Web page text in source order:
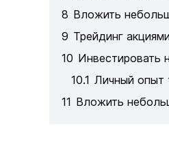
8 Вложить
9 Трейдинг
10 Инвестировать
10.1 Личный опыт
11 Вложить